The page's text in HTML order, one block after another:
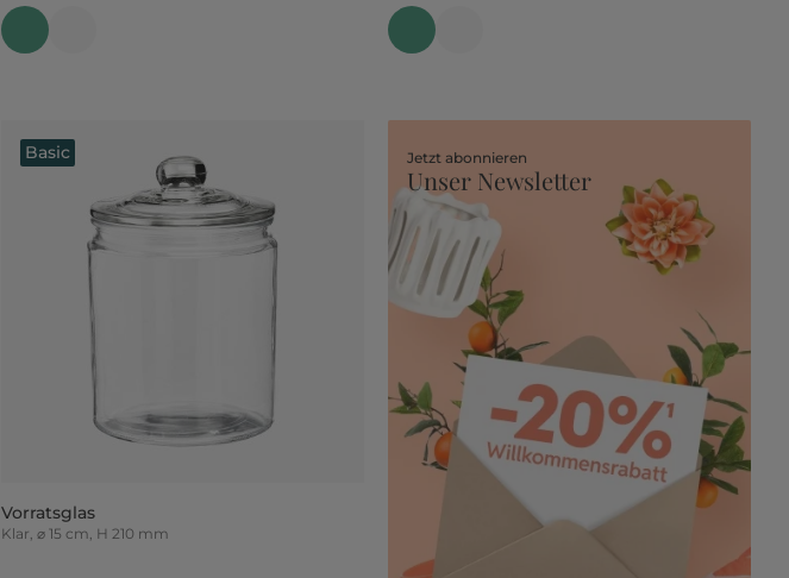
Jetzt abonnieren
Unser Newsletter
Vorratsglas
Klar, ⌀ 15 cm, H 210 mm
Basic